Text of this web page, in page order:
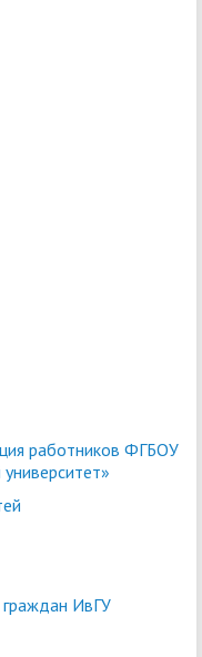
работников ФГБОУ
граждан ИвГУ